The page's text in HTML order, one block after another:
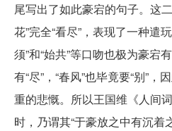
尾写出了如此豪宕的句子。这
花”完全“看尽”，表现了一种遣
须”和“始共”等口吻也极为豪宕
有“尽”，“春风”也毕竟要“别”
重的悲慨。所以王国维《人间
时，乃谓其“于豪放之中有沉着